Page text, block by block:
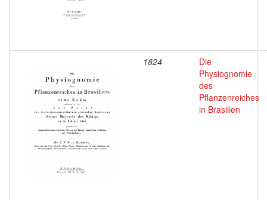
1824
Die
Physiognomie
des
Pflanzenreiches
in Brasilien